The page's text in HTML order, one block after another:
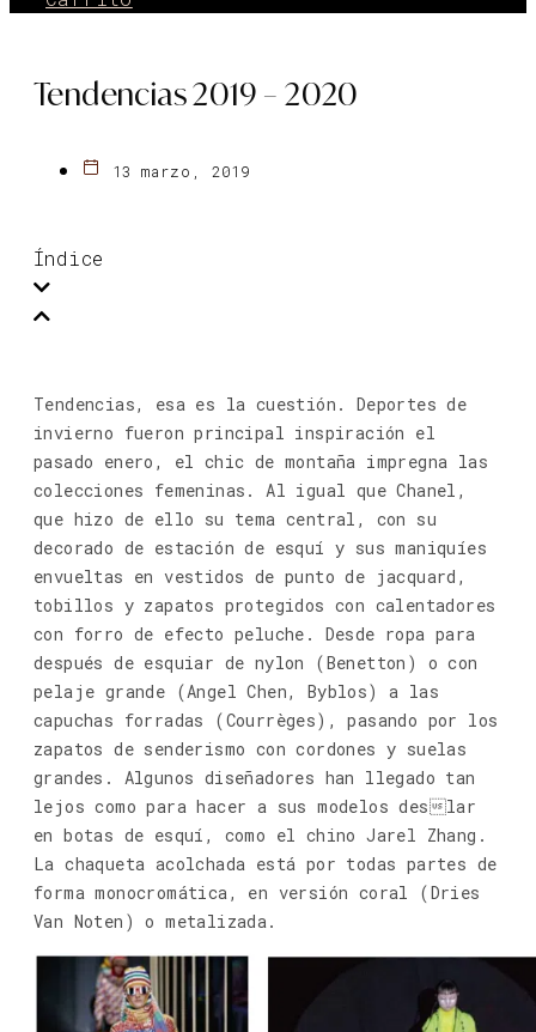
Tendencias 2019 – 2020
13 marzo, 2019
Índice
Tendencias, esa es la cuestión. Deportes de
invierno fueron principal inspiración el
pasado enero, el chic de montaña impregna las
colecciones femeninas. Al igual que Chanel,
que hizo de ello su tema central, con su
decorado de estación de esquí y sus maniquíes
envueltas en vestidos de punto de jacquard,
tobillos y zapatos protegidos con calentadores
con forro de efecto peluche. Desde ropa para
después de esquiar de nylon (Benetton) o con
pelaje grande (Angel Chen, Byblos) a las
capuchas forradas (Courrèges), pasando por los
zapatos de senderismo con cordones y suelas
grandes. Algunos diseñadores han llegado tan
lejos como para hacer a sus modelos deslar
en botas de esquí, como el chino Jarel Zhang.
La chaqueta acolchada está por todas partes de
forma monocromática, en versión coral (Dries
Van Noten) o metalizada.